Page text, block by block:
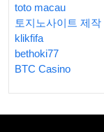
toto macau
토지노사이트 제작
klikfifa
bethoki77
BTC Casino